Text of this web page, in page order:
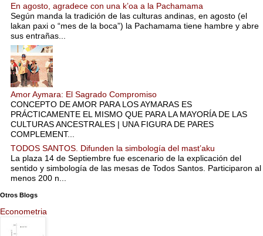
En agosto, agradece con una k’oa a la Pachamama
Según manda la tradición de las culturas andinas, en agosto (el
lakan paxi o “mes de la boca”) la Pachamama tiene hambre y abre
sus entrañas...
Amor Aymara: El Sagrado Compromiso
CONCEPTO DE AMOR PARA LOS AYMARAS ES
PRÁCTICAMENTE EL MISMO QUE PARA LA MAYORÍA DE LAS
CULTURAS ANCESTRALES | UNA FIGURA DE PARES
COMPLEMENT...
TODOS SANTOS. Difunden la simbología del mast’aku
La plaza 14 de Septiembre fue escenario de la explicación del
sentido y simbología de las mesas de Todos Santos. Participaron al
menos 200 n...
Otros Blogs
Econometria